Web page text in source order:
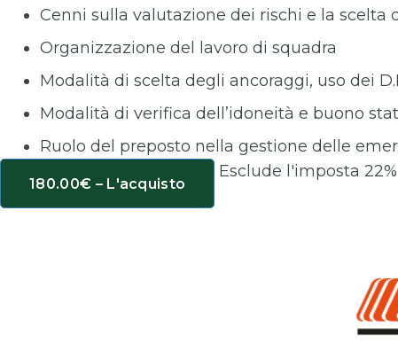
Cenni sulla valutazione dei rischi e la
Organizzazione del lavoro di squadra
Modalità di scelta degli ancoraggi, uso dei
Modalità di verifica dell’idoneità e buono
Ruolo del preposto nella gestione delle
180.00€ – L'acquisto
Esclude l'imposta 22%